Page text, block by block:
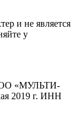
и не является
у
«МУЛЬТИ-
2019 г. ИНН